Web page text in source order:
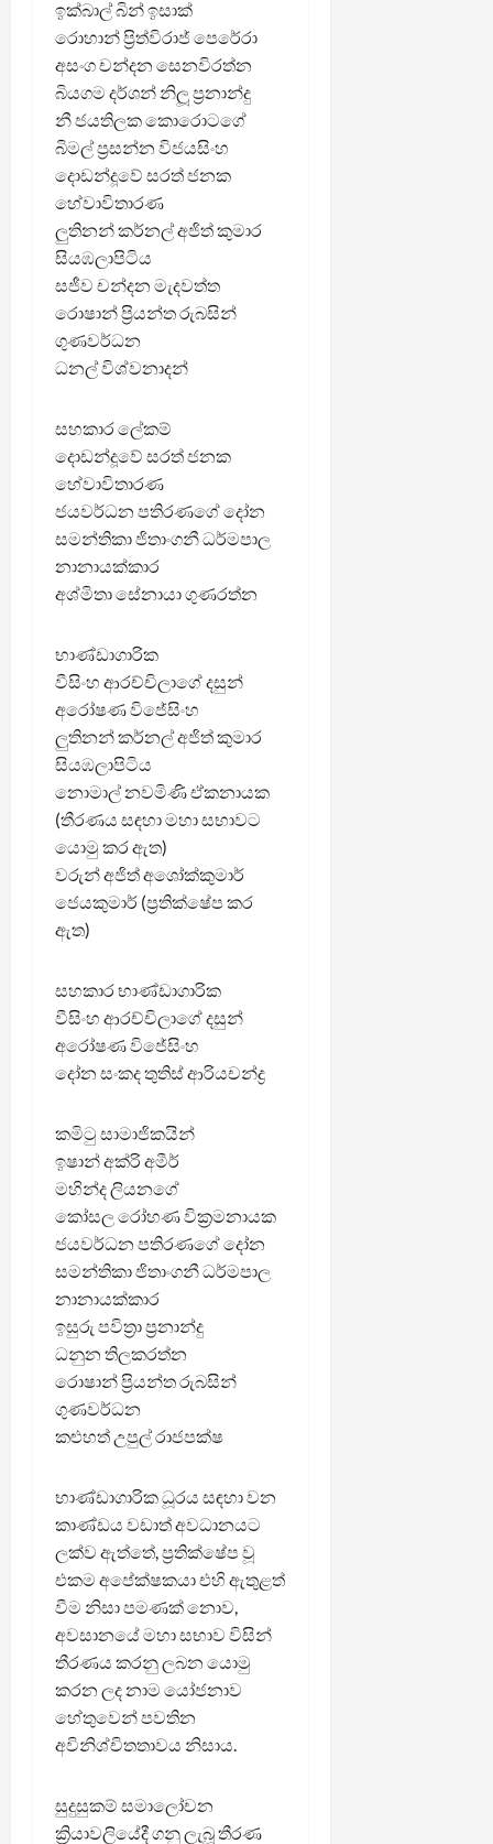
ඉක්බාල් බින් ඉසාක්
රොහාන් ප්‍රිත්විරාජ් පෙරේරා
අසංග චන්දන සෙනවිරත්න
බියගම දර්ශන් නිලූ ප්‍රනාන්දු
නී ජයතිලක කොරොටගේ
බිමල් ප්‍රසන්න විජයසිංහ
දොඩන්දූවේ සරත් ජනක
හේවාවිතාරණ
ලුතිනන් කර්නල් අජිත් කුමාර
සියඹලාපිටිය
සජීව චන්දන මැදවත්ත
රොෂාන් ප්‍රියන්ත රුබසින්
ගුණවර්ධන
ධනල් විශ්වනාදන්
සහකාර ලේකම්
දොඩන්දූවේ සරත් ජනක
හේවාවිතාරණ
ජයවර්ධන පතිරණගේ දෝන
සමන්තිකා ජිතාංගනී ධර්මපාල
නානායක්කාර
අශ්මිතා සේනායා ගුණරත්න
භාණ්ඩාගාරික
වීසිංහ ආරච්චිලාගේ දසුන්
අරෝෂණ විජේසිංහ
ලුතිනන් කර්නල් අජිත් කුමාර
සියඹලාපිටිය
නොමාල් නවමිණි ඒකනායක
(තීරණය සඳහා මහා සභාවට
යොමු කර ඇත)
වරුන් අජිත් අශෝක්කුමාර්
ජෙයකුමාර් (ප්‍රතික්ෂේප කර
ඇත)
සහකාර භාණ්ඩාගාරික
වීසිංහ ආරච්චිලාගේ දසුන්
අරෝෂණ විජේසිංහ
දෝන සංකද තුතිස් ආරියචන්ද්‍ර
කමිටු සාමාජිකයින්
ඉෂාන් අක්රි අමීර්
මහින්ද ලියනගේ
කෝසල රෝහණ වික්‍රමනායක
ජයවර්ධන පතිරණගේ දෝන
සමන්තිකා ජිතාංගනී ධර්මපාල
නානායක්කාර
ඉසුරු පවිත්‍රා ප්‍රනාන්දු
ධනුන තිලකරත්න
රොෂාන් ප්‍රියන්ත රුබසින්
ගුණවර්ධන
කළුහත් උපුල් රාජපක්ෂ
භාණ්ඩාගාරික ධූරය සඳහා වන
කාණ්ඩය වඩාත් අවධානයට
ලක්ව ඇත්තේ, ප්‍රතික්ෂේප වූ
එකම අපේක්ෂකයා එහි ඇතුළත්
වීම නිසා පමණක් නොව,
අවසානයේ මහා සභාව විසින්
තීරණය කරනු ලබන යොමු
කරන ලද නාම යෝජනාව
හේතුවෙන් පවතින
අවිනිශ්චිතතාවය නිසාය.
සුදුසුකම් සමාලෝචන
ක්‍රියාවලියේදී ගනු ලැබූ තීරණ